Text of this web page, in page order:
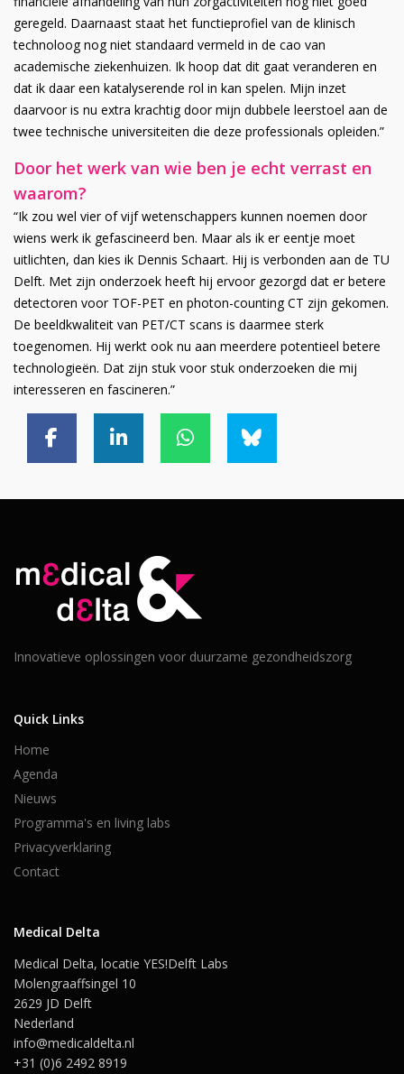
geregeld. Daarnaast staat het functieprofiel van de klinisch
technoloog nog niet standaard vermeld in de cao van
academische ziekenhuizen. Ik hoop dat dit gaat veranderen en
dat ik daar een katalyserende rol in kan spelen. Mijn inzet
daarvoor is nu extra krachtig door mijn dubbele leerstoel aan de
twee technische universiteiten die deze professionals opleiden.”
Door het werk van wie ben je echt verrast en
waarom?
“Ik zou wel vier of vijf wetenschappers kunnen noemen door
wiens werk ik gefascineerd ben. Maar als ik er eentje moet
uitlichten, dan kies ik Dennis Schaart. Hij is verbonden aan de TU
Delft. Met zijn onderzoek heeft hij ervoor gezorgd dat er betere
detectoren voor TOF-PET en photon-counting CT zijn gekomen.
De beeldkwaliteit van PET/CT scans is daarmee sterk
toegenomen. Hij werkt ook nu aan meerdere potentieel betere
technologieën. Dat zijn stuk voor stuk onderzoeken die mij
interesseren en fascineren.”
Innovatieve oplossingen voor duurzame gezondheidszorg
Quick Links
Home
Agenda
Nieuws
Programma's en living labs
Privacyverklaring
Contact
Medical Delta
Medical Delta, locatie YES!Delft Labs
Molengraaffsingel 10
2629 JD Delft
Nederland
info@medicaldelta.nl
+31 (0)6 2492 8919